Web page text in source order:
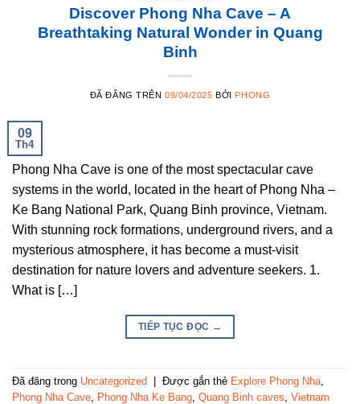
Discover Phong Nha Cave – A
Breathtaking Natural Wonder in Quang
Binh
ĐÃ ĐĂNG TRÊN09/04/2025 BỞI PHONG
09
Th4
Phong Nha Cave is one of the most spectacular cave
systems in the world, located in the heart of Phong Nha –
Ke Bang National Park, Quang Binh province, Vietnam.
With stunning rock formations, underground rivers, and a
mysterious atmosphere, it has become a must-visit
destination for nature lovers and adventure seekers. 1.
What is […]
TIẾP TỤC ĐỌC →
Đã đăng trong Uncategorized Được gắn thẻ Explore Phong Nha
Phong Nha Cave
Phong Nha Ke Bang Quang Binh caves Vietnam